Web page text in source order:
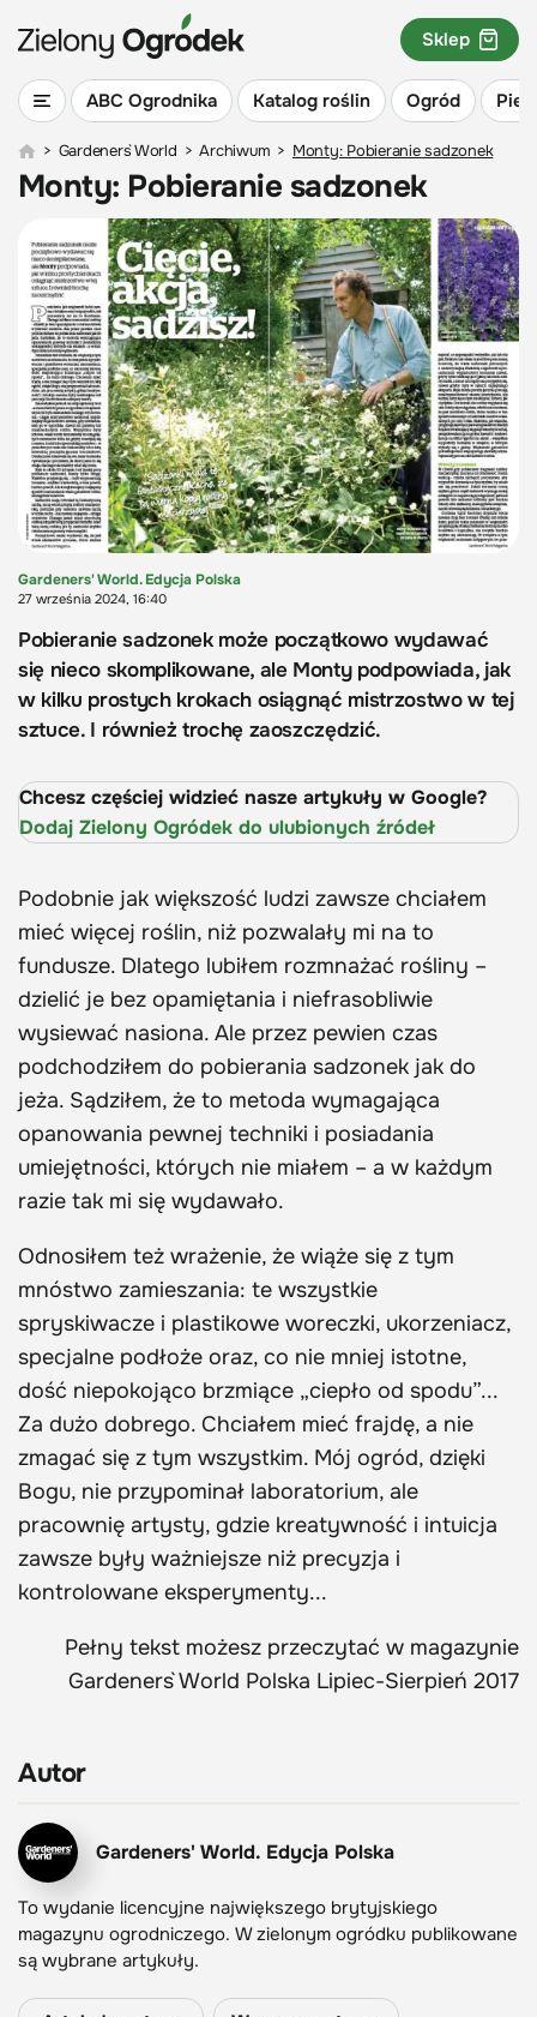
ABC Ogrodnika Katalog roślin Ogród
Sklep
> Gardeners` World > Archiwum > Monty: Pobieranie sadzonek
Monty: Pobieranie sadzonek
Gardeners' World. Edycja Polska
27 września 2024, 16:40
Pobieranie sadzonek może początkowo wydawać
się nieco skomplikowane, ale Monty podpowiada, jak
w kilku prostych krokach osiągnąć mistrzostwo w tej
sztuce. I również trochę zaoszczędzić.
Chcesz częściej widzieć nasze artykuły w Google?
Dodaj Zielony Ogródek do ulubionych źródeł
Podobnie jak większość ludzi zawsze chciałem
mieć więcej roślin, niż pozwalały mi na to
fundusze. Dlatego lubiłem rozmnażać rośliny –
dzielić je bez opamiętania i niefrasobliwie
wysiewać nasiona. Ale przez pewien czas
podchodziłem do pobierania sadzonek jak do
jeża. Sądziłem, że to metoda wymagająca
opanowania pewnej techniki i posiadania
umiejętności, których nie miałem – a w każdym
razie tak mi się wydawało.
Odnosiłem też wrażenie, że wiąże się z tym
mnóstwo zamieszania: te wszystkie
spryskiwacze i plastikowe woreczki, ukorzeniacz,
specjalne podłoże oraz, co nie mniej istotne,
dość niepokojąco brzmiące „ciepło od spodu”...
Za dużo dobrego. Chciałem mieć frajdę, a nie
zmagać się z tym wszystkim. Mój ogród, dzięki
Bogu, nie przypominał laboratorium, ale
pracownię artysty, gdzie kreatywność i intuicja
zawsze były ważniejsze niż precyzja i
kontrolowane eksperymenty...
Pełny tekst możesz przeczytać w magazynie
Gardeners` World Polska Lipiec-Sierpień 2017
Autor
Gardeners' World. Edycja Polska
To wydanie licencyjne największego brytyjskiego
magazynu ogrodniczego. W zielonym ogródku publikowane
są wybrane artykuły.